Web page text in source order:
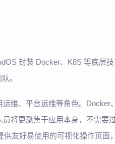
封装 Docker、K8S 等底层技
。
维、平台运维等角色。Docker
将更聚焦于应用本身，不需要
供友好易使用的可视化操作页面